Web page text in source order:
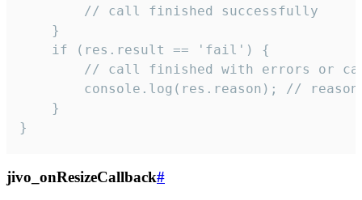
        // call finished successfully
    }
    if (res.result == 'fail') {
// call finished with errors or
console.log(res.reason); //
    }
}
jivo_onResizeCallback#